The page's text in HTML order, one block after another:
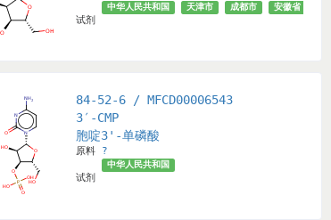
北京市
试剂
中华人民共和国 天津市 成都市 安徽省
北京市
84-52-6 / MFCD00006543
3′-CMP
胞啶3'-单磷酸
原料 ?
试剂
中华人民共和国